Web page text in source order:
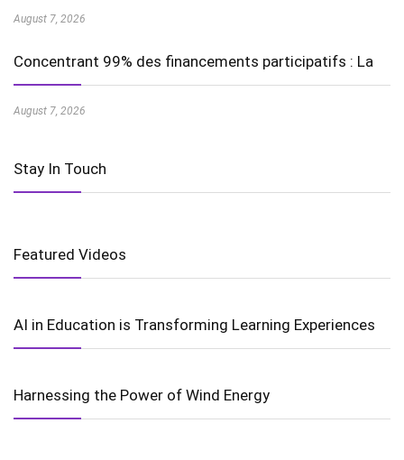
August 7, 2026
Concentrant 99% des financements participatifs : La
August 7, 2026
Stay In Touch
Featured Videos
AI in Education is Transforming Learning Experiences
Harnessing the Power of Wind Energy